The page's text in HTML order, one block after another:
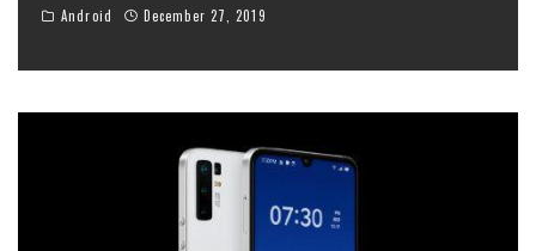
Android December 27, 2019